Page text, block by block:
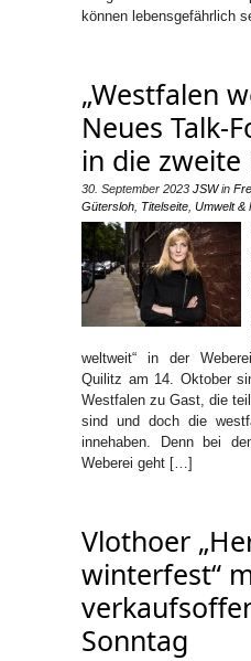
können lebensgefährlich
„Westfalen
Neues Talk-
in die zweite
30. September 2023 JSWin
Gütersloh Titelseite Umwelt &
weltweit“ in der
Quilitz am 14. Oktober
Westfalen zu Gast, die
sind und doch die
innehaben. Denn bei
Weberei geht […]
Vlothoer
winterfest“
Sonntag